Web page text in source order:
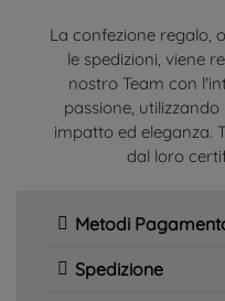
La confezione regalo,
le spedizioni, viene
nostro Team con
passione,
impatto ed eleganza.
dal loro
Metodi
Spedizione